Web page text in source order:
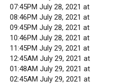
07:45PM July 28, 2021 at
08:46PM July 28, 2021 at
09:45PM July 28, 2021 at
10:46PM July 28, 2021 at
11:45PM July 29, 2021 at
12:45AM July 29, 2021 at
01:48AM July 29, 2021 at
02:45AM July 29, 2021 at